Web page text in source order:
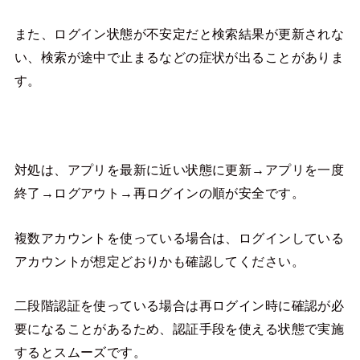
また、ログイン状態が不安定だと検索結果が更新されな
い、検索が途中で止まるなどの症状が出ることがありま
す。
対処は、アプリを最新に近い状態に更新→アプリを一度
終了→ログアウト→再ログインの順が安全です。
複数アカウントを使っている場合は、ログインしている
アカウントが想定どおりかも確認してください。
二段階認証を使っている場合は再ログイン時に確認が必
要になることがあるため、認証手段を使える状態で実施
するとスムーズです。